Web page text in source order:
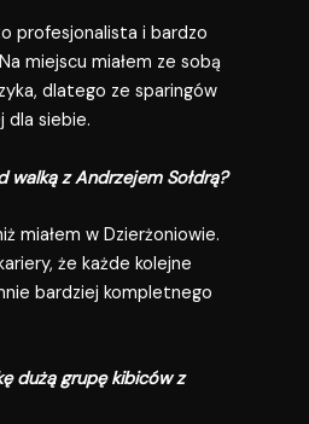
profesjonalista i bardzo
miejscu miałem ze sobą
dlatego ze sparingów
dla siebie.
walką z Andrzejem Sołdrą?
miałem w Dzierżoniowie.
że każde kolejne
bardziej kompletnego
dużą grupę kibiców z